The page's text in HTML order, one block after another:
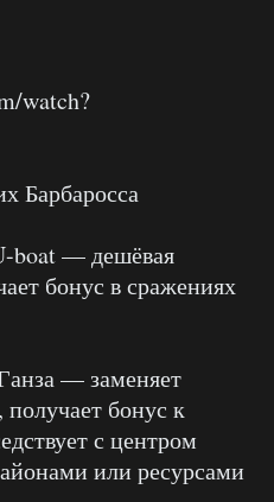
watch?
Барбаросса
boat — дешёвая
бонус в сражениях
— заменяет
бонус к
с центром
или ресурсами